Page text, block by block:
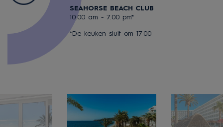
SEAHORSE BEACH CLUB
10.00 am - 7.00 pm*
*De keuken sluit om 17:00